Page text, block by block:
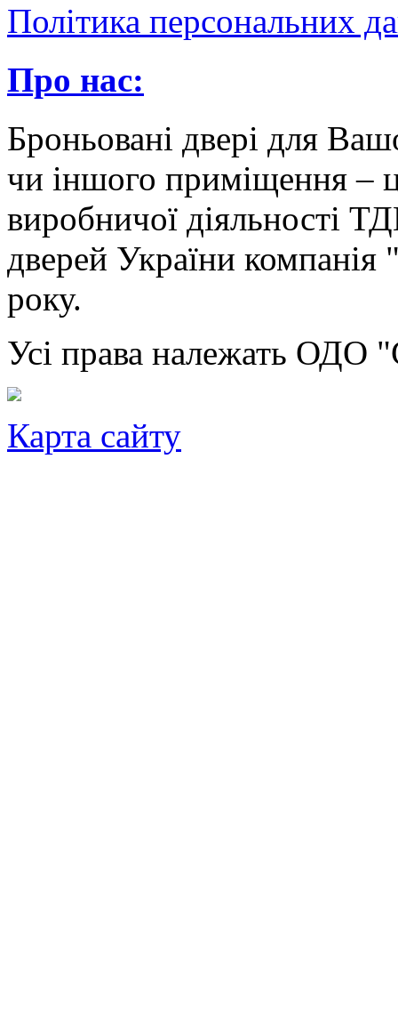
Політика персональних
Про нас:
Броньовані двері для
чи іншого приміщення –
виробничої діяльності
дверей України
року.
Усі права належать ОДО
Карта сайту